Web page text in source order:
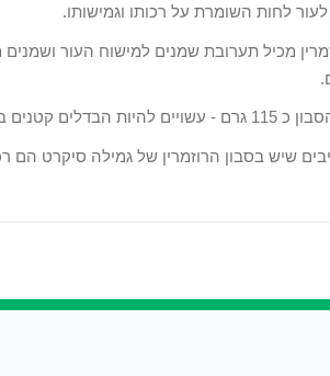
לחות השומרת על רכותו וגמישותו.
מכיל תערובת שמנים למישוח העור
קטנים בין הסבונים בשל הייצור הידני
שיש בסבון הרוזמרין של גמילה סיקרט הם